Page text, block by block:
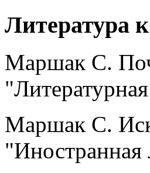
Литература
Маршак С.
Маршак С.